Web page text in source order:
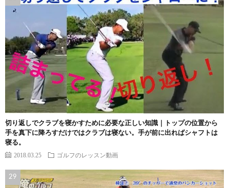
切り返しでクラブを寝かすために必要な正しい知識｜トップの位置から
手を真下に降ろすだけではクラブは寝ない。手が前に出ればシャフトは
寝る。
2018.03.25 ゴルフのレッスン動画